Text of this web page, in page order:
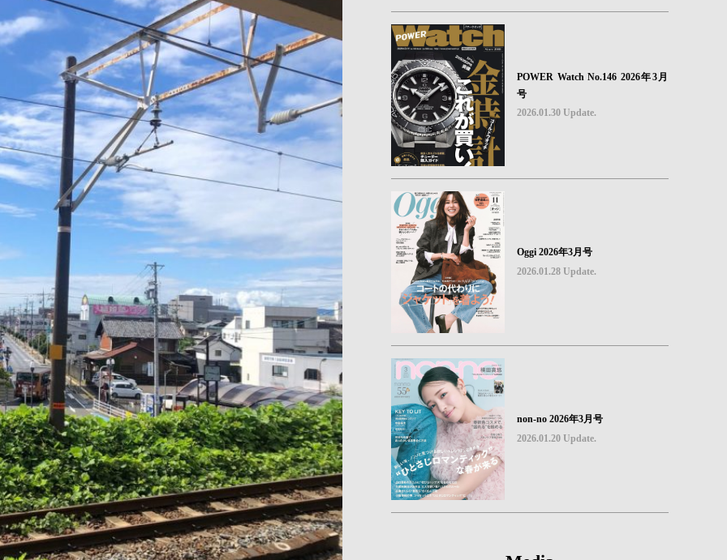
POWER Watch No.146 2026年3月
号
2026.01.30 Update.
Oggi 2026年3月号
2026.01.28 Update.
non-no 2026年3月号
2026.01.20 Update.